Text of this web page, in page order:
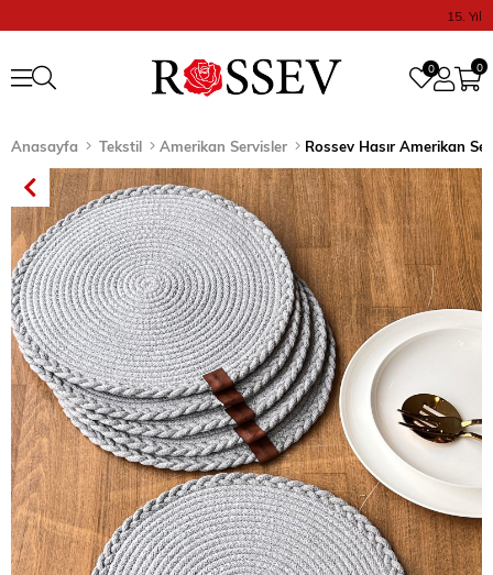
15. Yıl
0
0
Anasayfa Tekstil Amerikan Servisler Rossev Hasır Amerikan